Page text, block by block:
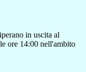
in uscita al
ore 14:00 nell'ambito